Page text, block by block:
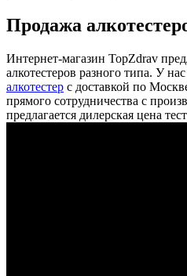
Продажа
Интернет-магазин TopZdrav
алкотестеров разного типа. У
алкотестер с доставкой по
прямого сотрудничества с
предлагается дилерская цена